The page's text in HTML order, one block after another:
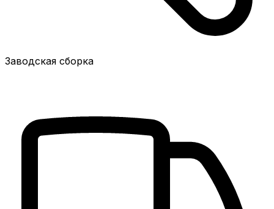
Заводская сборка